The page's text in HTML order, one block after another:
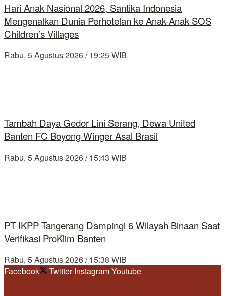
Hari Anak Nasional 2026, Santika Indonesia
Mengenalkan Dunia Perhotelan ke Anak-Anak SOS
Children’s Villages
Rabu, 5 Agustus 2026 / 19:25 WIB
Tambah Daya Gedor Lini Serang, Dewa United
Banten FC Boyong Winger Asal Brasil
Rabu, 5 Agustus 2026 / 15:43 WIB
PT IKPP Tangerang Dampingi 6 Wilayah Binaan Saat
Verifikasi ProKlim Banten
Rabu, 5 Agustus 2026 / 15:38 WIB
Facebook
Twitter InstagramYoutube